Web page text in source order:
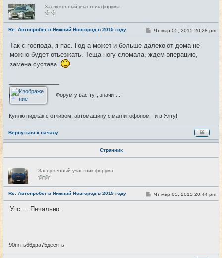
Н
е
в
с
е
т
и
Заслуженный участник форума
Re: Автопробег в Нижний Новгород в 2015 году #97
С
о
б
щ
е
Чт мар 05, 2015 20:28 pm
Так с господа, я пас. Год а может и больше далеко от дома не
можно будет отьезжать. Теща ногу сломала, ждем операцию,
замена сустава.
Форум у вас тут, значит...
Куплю пиджак с отливом, автомашину с магнитофоном - и в Ялту!
Вернуться к началу
Странник
е
в
с
е
т
и
Заслуженный участник форума
Re: Автопробег в Нижний Новгород в 2015 году #98
С
о
Чт мар 05, 2015 20:44 pm
Упс.... Печально.
90пять66два75десять